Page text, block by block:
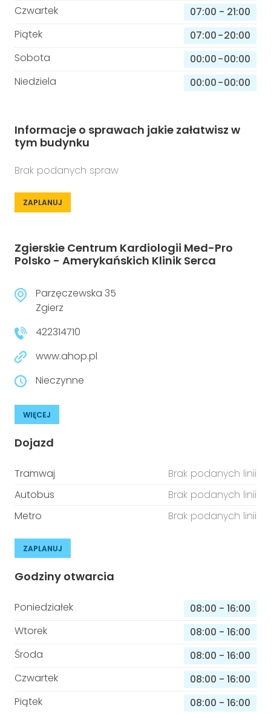
Czwartek
07:00 - 21:00
Piątek
07:00-20:00
Sobota
00:00-00:00
Niedziela
00:00-00:00
Informacje o sprawach jakie załatwisz w
tym budynku
Brak podanych spraw
ZAPLANUJ
Zgierskie Centrum Kardiologii Med-Pro
Polsko - Amerykańskich Klinik Serca
Parzęczewska 35
Zgierz
422314710
www.ahop.pl
Nieczynne
WIĘCEJ
Dojazd
Tramwaj
Brak podanych linii
Autobus
Brak podanych linii
Metro
Brak podanych linii
ZAPLANUJ
Godziny otwarcia
Poniedziałek 08:00 - 16:00
Wtorek
08:00 - 16:00
Środa
08:00 - 16:00
Czwartek
08:00 - 16:00
Piątek
08:00 - 16:00